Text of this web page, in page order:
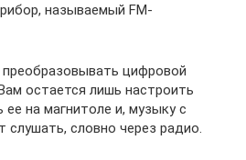
называемый FM-
преобразовывать цифровой
остается лишь настроить
на магнитоле и, музыку с
словно через радио.